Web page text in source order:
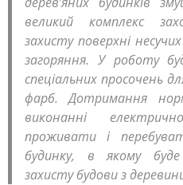
великий комплекс
захисту поверхні
загоряння. У роботу
спеціальних просочень
фарб. Дотримання
виконанні
проживати і
будинку, в якому буде
захисту будови з